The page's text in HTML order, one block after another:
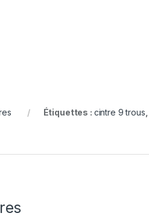
Étiquettes : cintre 9 trous